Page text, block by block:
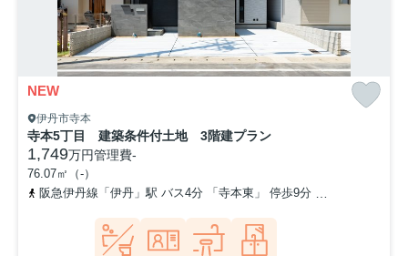
NEW
伊丹市寺本
寺本5丁目 建築条件付土地 3階建プラン
1,749万円管理費-
76.07㎡（-）
阪急伊丹線「伊丹」駅 バス4分 「寺本東」 停歩9分